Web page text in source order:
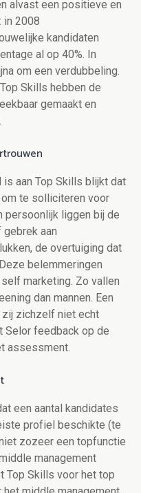
alvast een positieve en
in 2008
kandidaten
al op 40%. In
om een verdubbeling.
Skills hebben de
gemaakt en
aan Top Skills blijkt dat
te solliciteren voor
persoonlijk liggen bij de
aan
de overtuiging dat
belemmeringen
marketing. Zo vallen
dan mannen. Een
zichzelf niet echt
Selor feedback op de
assessment.
een aantal kandidates
profiel beschikte (te
zozeer een topfunctie
management
Top Skills voor het top